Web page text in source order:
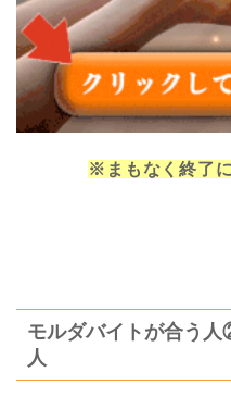
※まもなく終了
モルダバイトが合う
人